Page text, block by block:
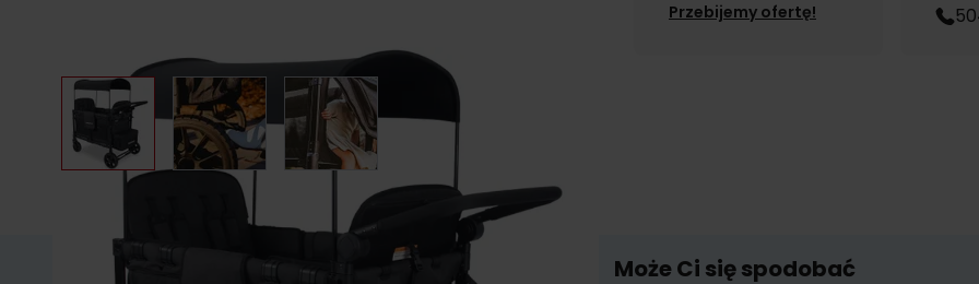
Przebijemy ofertę!
Może Ci się spodobać